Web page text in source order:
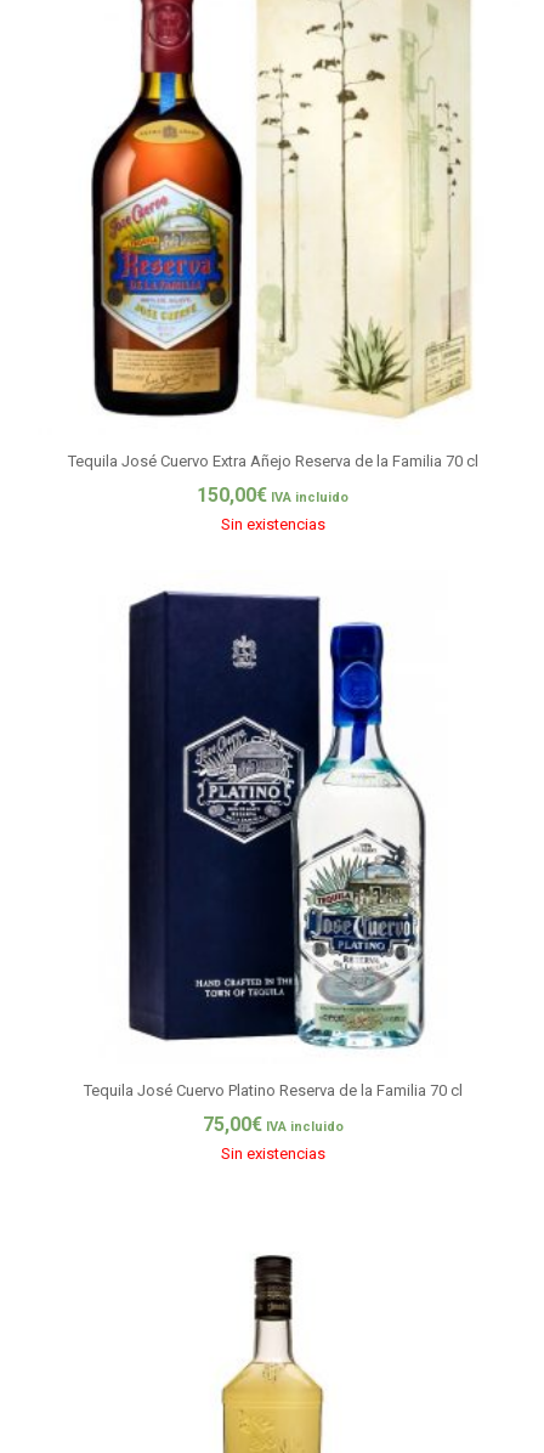
Tequila José Cuervo Extra Añejo Reserva de la Familia 70 cl
150,00€ IVA incluido
Sin existencias
Tequila José Cuervo Platino Reserva de la Familia 70 cl
75,00€ IVA incluido
Sin existencias